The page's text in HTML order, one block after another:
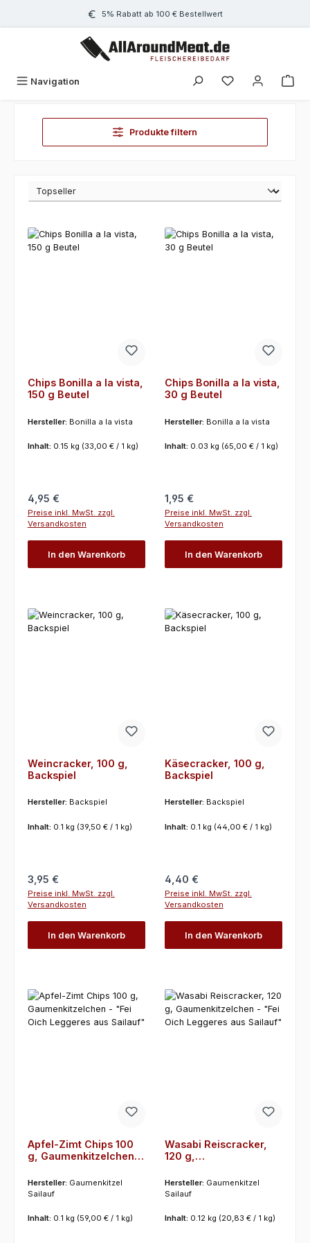
Zum Hauptinhalt springen5% Rabatt ab 100 € Bestellwert
Navigation
Produkte filtern
Chips Bonilla a la vista,
150 g Beutel
Hersteller: Bonilla a la vista
Inhalt: 0.15 kg (33,00 € / 1 kg)
Regulärer Preis:
4,95 €
Preise inkl. MwSt. zzgl.
Versandkosten
In den Warenkorb
Chips Bonilla a la vista,
30 g Beutel
Hersteller: Bonilla a la vista
Inhalt: 0.03 kg (65,00 € / 1 kg)
Regulärer Preis:
1,95 €
Preise inkl. MwSt. zzgl.
Versandkosten
In den Warenkorb
Weincracker, 100 g,
Backspiel
Hersteller: Backspiel
Inhalt: 0.1 kg (39,50 € / 1 kg)
Regulärer Preis:
3,95 €
Preise inkl. MwSt. zzgl.
Versandkosten
In den Warenkorb
Käsecracker, 100 g,
Backspiel
Hersteller: Backspiel
Inhalt: 0.1 kg (44,00 € / 1 kg)
Regulärer Preis:
4,40 €
Preise inkl. MwSt. zzgl.
Versandkosten
In den Warenkorb
Apfel-Zimt Chips 100
g, Gaumenkitzelchen -
Sailauf"
Hersteller: Gaumenkitzel
Sailauf
Inhalt: 0.1 kg (59,00 € / 1 kg)
Wasabi Reiscracker,
120 g,
"Fei Oich Leggeres aus
Sailauf"
Hersteller: Gaumenkitzel
Sailauf
Inhalt: 0.12 kg (20,83 € / 1 kg)